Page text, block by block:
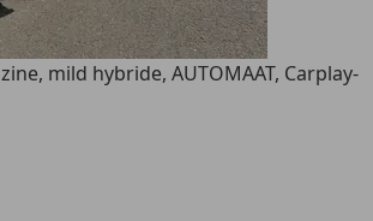
mild hybride, AUTOMAAT, Carplay-